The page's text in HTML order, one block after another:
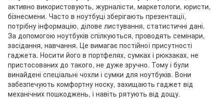
активно використовують, журналісти, маркетологи, юристи,
бізнесмени. Часто в ноутбуці зберігають презентації,
потрібну інформацію, ділове листування, статистичні дані.
За допомогою ноутбуків спілкуються, проводять семінари,
засідання, навчання. Це вимагає постійної присутності
гаджета. Носити його в портфелях, сумках і рюкзаках, не
пристосованих до такого, не дуже зручно. Тому і були
винайдені спеціальні чохли і сумки для ноутбуків. Вони
забезпечують комфортну носку, захищають гаджет від
механічних пошкоджень, і навіть рятують від дощу.